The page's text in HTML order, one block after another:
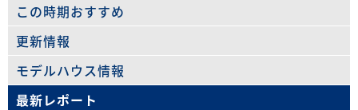
この時期おすすめ
更新情報
モデルハウス情報
最新レポート